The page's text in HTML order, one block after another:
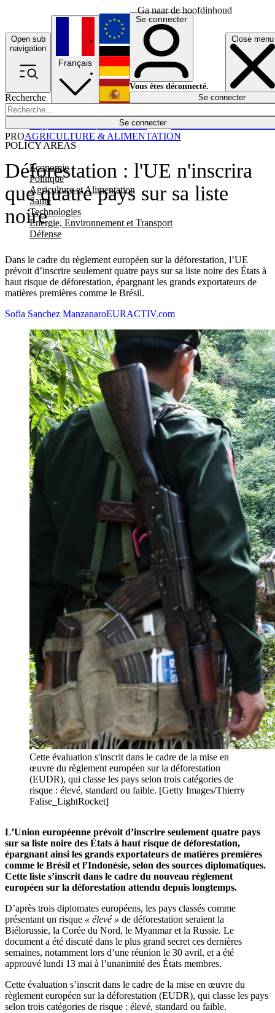
Ga naar de hoofdinhoud
Open sub
navigation
Close menu
Recherche
Se connecter
POLICY AREAS
Economie
Politique
Agriculture et Alimentation
Santé
Technologies
Energie, Environnement et Transport
Défense
Économie
Français
English
Deutsch
Español
Se connecter
Vous êtes déconnecté.
Se connecter
Déforestation : l'UE n'inscrira
que quatre pays sur sa liste
noire
Dans le cadre du règlement européen sur la déforestation, l’UE
prévoit d’inscrire seulement quatre pays sur sa liste noire des États à
haut risque de déforestation, épargnant les grands exportateurs de
matières premières comme le Brésil.
PROAGRICULTURE & ALIMENTATION
Sofia Sanchez ManzanaroEURACTIV.com
Cette évaluation s'inscrit dans le cadre de la mise en
œuvre du règlement européen sur la déforestation
(EUDR), qui classe les pays selon trois catégories de
risque : élevé, standard ou faible. [Getty Images/Thierry
Falise_LightRocket]
L’Union européenne prévoit d’inscrire seulement quatre pays
sur sa liste noire des États à haut risque de déforestation,
épargnant ainsi les grands exportateurs de matières premières
comme le Brésil et l’Indonésie, selon des sources diplomatiques.
Cette liste s’inscrit dans le cadre du nouveau règlement
européen sur la déforestation attendu depuis longtemps.
D’après trois diplomates européens, les pays classés comme
présentant un risque « élevé » de déforestation seraient la
Biélorussie, la Corée du Nord, le Myanmar et la Russie. Le
document a été discuté dans le plus grand secret ces dernières
semaines, notamment lors d’une réunion le 30 avril, et a été
approuvé lundi 13 mai à l’unanimité des États membres.
Cette évaluation s’inscrit dans le cadre de la mise en œuvre du
règlement européen sur la déforestation (EUDR), qui classe les pays
selon trois catégories de risque : élevé, standard ou faible.